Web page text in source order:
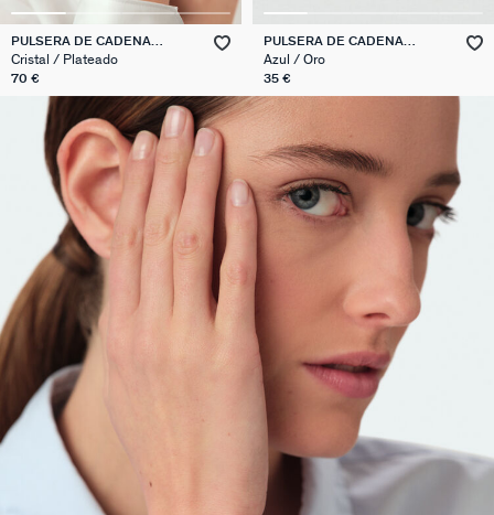
PULSERA DE CADENA
BELOVED
Cristal / Plateado
70 €
PULSERA DE CADENA
SMARTY
Azul / Oro
35 €